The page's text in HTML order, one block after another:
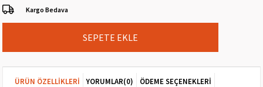
Kargo Bedava
ÜRÜN ÖZELLIKLERI YORUMLAR(0)
ÖDEME SEÇENEKLERI